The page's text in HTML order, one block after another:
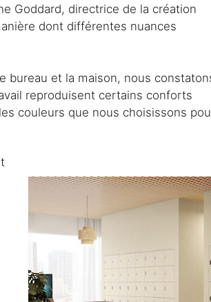
Goddard, directrice de la création
dont différentes nuances
bureau et la maison, nous
reproduisent certains conforts
couleurs que nous choisissons